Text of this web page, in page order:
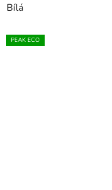
Bílá
PEAK ECO